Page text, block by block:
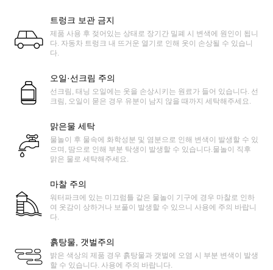
트렁크 보관 금지
제품 사용 후 젖어있는 상태로 장기간 밀폐 시 변색에 원인이 됩니
다. 자동차 트렁크 내 뜨거운 열기로 인해 옷이 손상될 수 있습니
다.
오일·선크림 주의
선크림, 태닝 오일에는 옷을 손상시키는 원료가 들어 있습니다. 선
크림, 오일이 묻은 경우 유분이 남지 않을 때까지 세탁해주세요.
맑은물 세탁
물놀이 후 물속에 화학성분 및 염분으로 인해 변색이 발생할 수 있
으며, 땀으로 인해 부분 탁생이 발생할 수 있습니다.물놀이 직후
맑은 물로 세탁해주세요.
마찰 주의
워터파크에 있는 미끄럼틀 같은 물놀이 기구에 경우 마찰로 인하
여 옷감이 상하거나 보풀이 발생할 수 있으니 사용에 주의 바랍니
다.
흙탕물, 갯벌주의
밝은 색상의 제품 경우 흙탕물과 갯벌에 오염 시 부분 변색이 발생
할 수 있습니다. 사용에 주의 바랍니다.